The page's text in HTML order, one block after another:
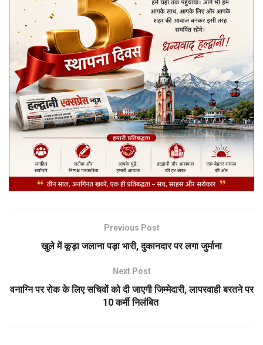
Previous Post
खुले में कूड़ा जलाना पड़ा भारी, दुकानदार पर लगा जुर्माना
Next Post
वनाग्नि पर रोक के लिए सचिवों को दी जाएगी जिम्मेदारी, लापरवाही बरतने पर
10 कर्मी निलंबित